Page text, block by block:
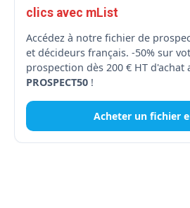
clics avec mList
Accédez à notre fichier de
et décideurs français. -50% sur
prospection dès 200 € HT d'achat
PROSPECT50 !
Acheter un fichier